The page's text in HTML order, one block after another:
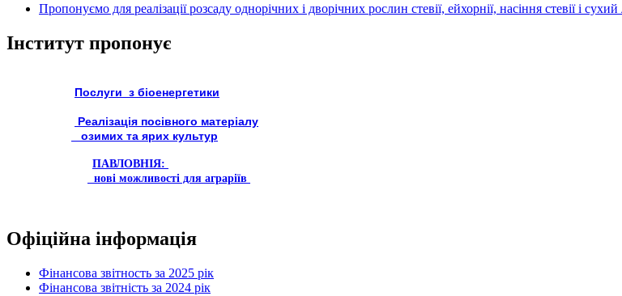
Пропонуємо для реалізації розсаду однорічних і дворічних рослин стевії, ейхорнії, насіння стевії і сухий
Інститут пропонує
Послуги з біоенергетики
Реалізація посівного матеріалу
озимих та ярих культур
ПАВЛОВНІЯ:
нові можливості для аграріїв
Офіційна інформація
Фінансова звітность за 2025 рік
Фінансова звітність за 2024 рік